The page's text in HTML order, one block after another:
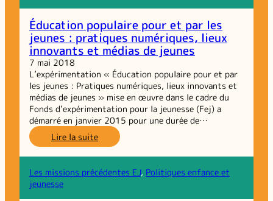
et
ambition
Éducation populaire pour et par les
jeunes : pratiques numériques, lieux
innovants et médias de jeunes
7 mai 2018
L’expérimentation « Éducation populaire pour et par
les jeunes : Pratiques numériques, lieux innovants et
médias de jeunes » mise en œuvre dans le cadre du
Fonds d’expérimentation pour la jeunesse (Fej) a
démarré en janvier 2015 pour une durée de…
Lire la suite:
Éducation
populaire
pour
Les missions précédentes EJ, Politiques enfance et
jeunesse